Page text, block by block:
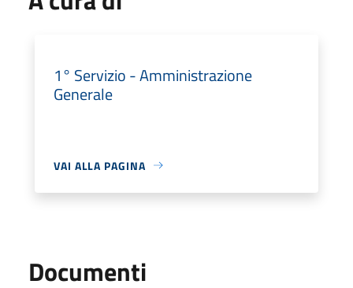
1° Servizio - Amministrazione
Generale
VAI ALLA PAGINA
Documenti